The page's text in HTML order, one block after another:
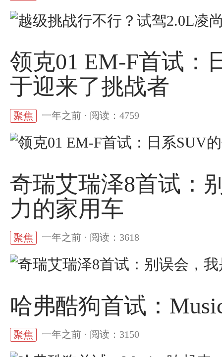
领克01 EM-F首试：
于迎来了挑战者
聚焦 一年之前 · 阅读：4759
奇瑞艾瑞泽8首试：
力的家用车
聚焦 一年之前 · 阅读：3618
哈弗酷狗首试：
聚焦 一年之前 · 阅读：3150